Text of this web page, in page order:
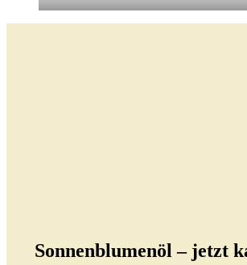
Sonnenblumenöl – jetzt